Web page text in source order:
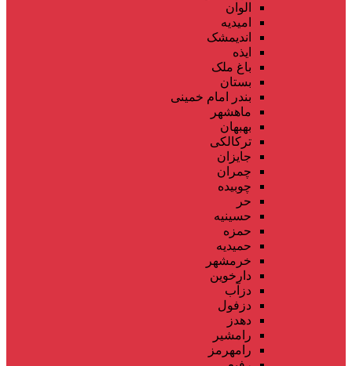
الوان
امیدیه
اندیمشک
ایذه
باغ ملک
بستان
بندر امام خمینی
ماهشهر
بهبهان
ترکالکی
جایزان
چمران
چوبیده
حر
حسینیه
حمزه
حمیدیه
خرمشهر
دارخوین
دزآب
دزفول
دهدز
رامشیر
رامهرمز